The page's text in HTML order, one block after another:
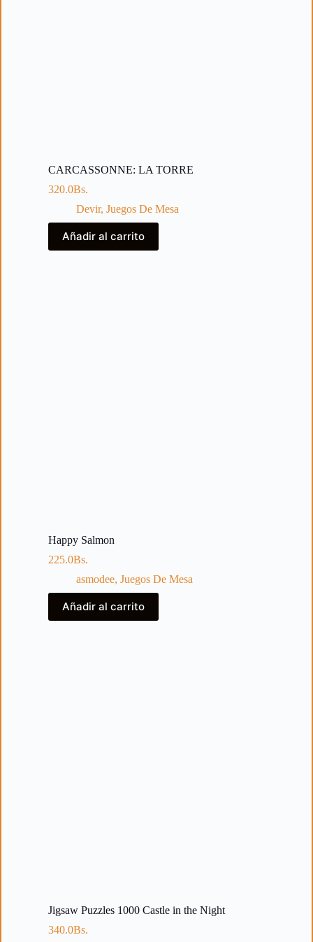
CARCASSONNE: LA TORRE
320.0Bs.
Devir, Juegos De Mesa
Añadir al carrito
Happy Salmon
225.0Bs.
asmodee, Juegos De Mesa
Añadir al carrito
Jigsaw Puzzles 1000 Castle in the Night
340.0Bs.